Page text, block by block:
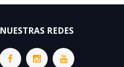
NUESTRAS REDES